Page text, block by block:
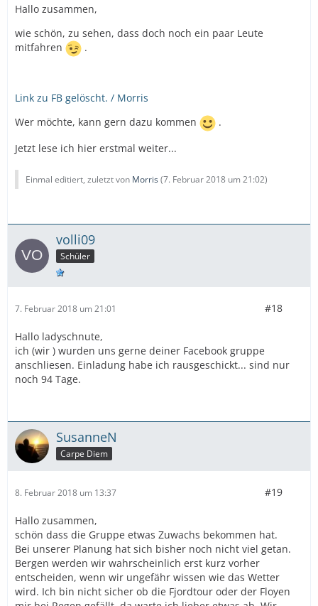
Hallo zusammen,
wie schön, zu sehen, dass doch noch ein paar Leute
mitfahren
.
Link zu FB gelöscht. / Morris
Wer möchte, kann gern dazu kommen
.
Jetzt lese ich hier erstmal weiter...
Einmal editiert, zuletzt von Morris(7. Februar 2018 um 21:02)
volli09
Schüler
7. Februar 2018 um 21:01 #18
Hallo ladyschnute,
ich (wir ) wurden uns gerne deiner Facebook gruppe
anschliesen. Einladung habe ich rausgeschickt... sind nur
noch 94 Tage.
SusanneN
Carpe Diem
8. Februar 2018 um 13:37 #19
Hallo zusammen,
schön dass die Gruppe etwas Zuwachs bekommen hat.
Bei unserer Planung hat sich bisher noch nicht viel getan.
Bergen werden wir wahrscheinlich erst kurz vorher
entscheiden, wenn wir ungefähr wissen wie das Wetter
wird. Ich bin nicht sicher ob die Fjordtour oder der Floyen